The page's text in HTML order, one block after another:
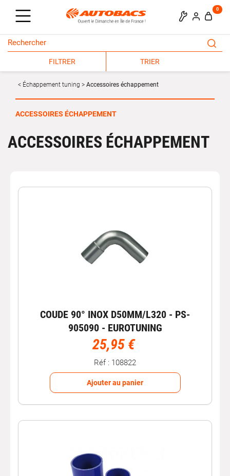
0
FILTRER TRIER
Échappement tuning Accessoires échappement
ACCESSOIRES ÉCHAPPEMENT
ACCESSOIRES ÉCHAPPEMENT
COUDE 90° INOX D50MM/L320 - PS-
905090 - EUROTUNING
25,95 €
Réf : 108822
Ajouter au panier